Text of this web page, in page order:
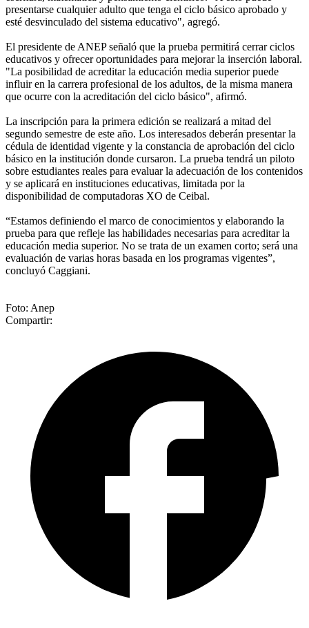
presentarse cualquier adulto que tenga el ciclo básico aprobado y
esté desvinculado del sistema educativo", agregó.
El presidente de ANEP señaló que la prueba permitirá cerrar ciclos
educativos y ofrecer oportunidades para mejorar la inserción laboral.
"La posibilidad de acreditar la educación media superior puede
influir en la carrera profesional de los adultos, de la misma manera
que ocurre con la acreditación del ciclo básico", afirmó.
La inscripción para la primera edición se realizará a mitad del
segundo semestre de este año. Los interesados deberán presentar la
cédula de identidad vigente y la constancia de aprobación del ciclo
básico en la institución donde cursaron. La prueba tendrá un piloto
sobre estudiantes reales para evaluar la adecuación de los contenidos
y se aplicará en instituciones educativas, limitada por la
disponibilidad de computadoras XO de Ceibal.
“Estamos definiendo el marco de conocimientos y elaborando la
prueba para que refleje las habilidades necesarias para acreditar la
educación media superior. No se trata de un examen corto; será una
evaluación de varias horas basada en los programas vigentes”,
concluyó Caggiani.
Foto: Anep
Compartir: